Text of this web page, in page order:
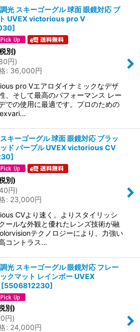
光 スキーゴーグル 球面 眼鏡対応 ブ
UVEX victorious pro V
]
別)
円)
: 36,000円
pro Vエアロダイナミックなデザ
、そして最高のパフォーマンス レー
での使用に最適です。プロのための
キーゴーグル 球面 眼鏡対応 ブラッ
ド パープル UVEX victorious CV
]
別)
円)
: 23,000円
CVより速く。よりスタイリッシ
ールな外観と優れたレンズ技術が融
テクノロジーにより、力強い
コントラス…
光 スキーゴーグル 眼鏡対応 フレー
クマット レインボー UVEX
[5506812230]
別)
円)
: 24,000円